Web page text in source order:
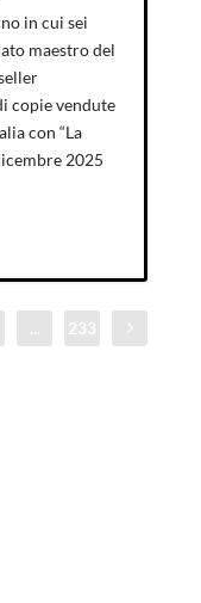
in cui sei
maestro del
copie vendute
con “La
2025
233